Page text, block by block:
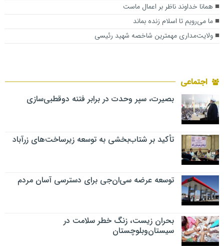
همانا خداوند ناظر بر اعمال ماست
ما می‌رویم تا اسلام زنده بماند
ولایت‌مداری مهمترین شاخصه شهید رئیسی
اجتماعی
بصیرت، سپر وحدت در برابر فتنه دوقطبی‌سازی
تأکید بر شتاب‌بخشی به توسعه زیرساخت‌های زرآباد
توسعه عرضه سی‌ان‌جی برای دسترسی آسان مردم
بحران زیست، زنگ خطر سلامت در
سیستان‌وبلوچستان